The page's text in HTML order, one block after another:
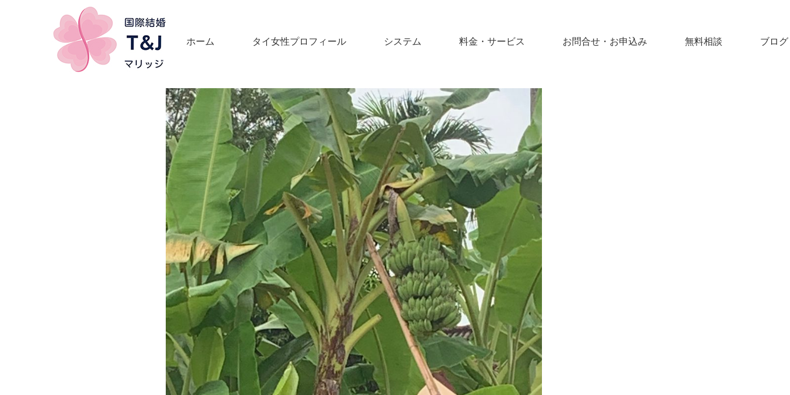
ホーム タイ女性プロフィール システム 料金・サービス お問合せ・お申込み 無料相談 ブログ